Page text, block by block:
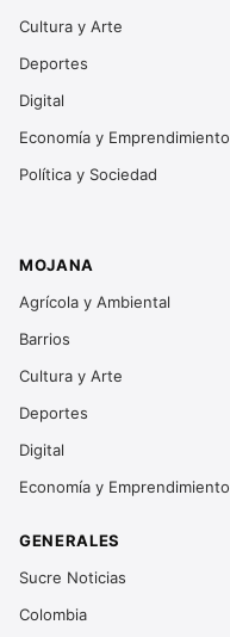
Cultura y Arte
Deportes
Digital
Economía y Emprendimiento
Política y Sociedad
MOJANA
Agrícola y Ambiental
Barrios
Cultura y Arte
Deportes
Digital
Economía y Emprendimiento
GENERALES
Sucre Noticias
Colombia